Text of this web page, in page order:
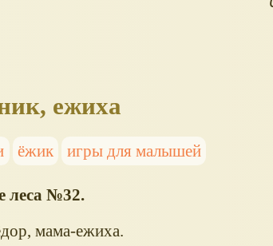
ежиха
ёжик игры для малышей
леса №32.
мама-ежиха.